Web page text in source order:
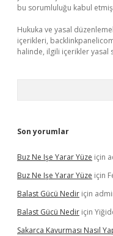
bu sorumluluğu kabul etmiş
Hukuka ve yasal
içerikleri,
halinde, ilgili içerikler yasal
Son yorumlar
Buz Ne Işe Yarar Yüze için
Buz Ne Işe Yarar Yüze için
Balast Gücü Nedir için
Balast Gücü Nedir için
Sakarca Kavurması Nasıl